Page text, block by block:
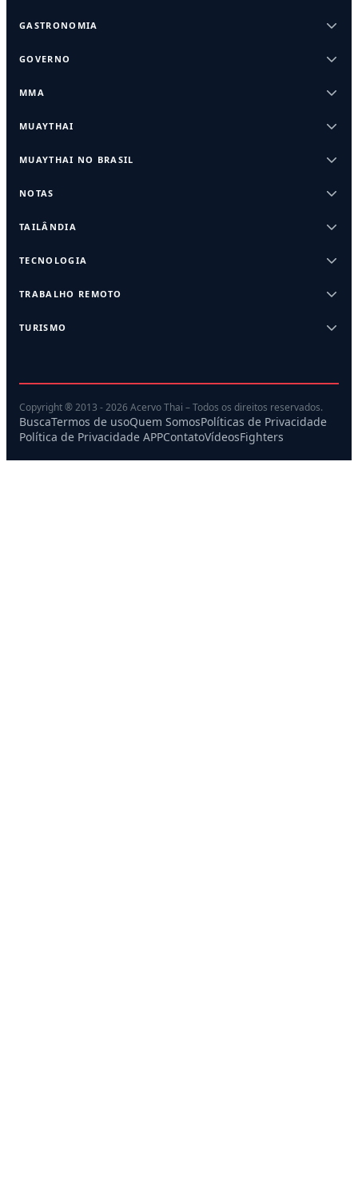
GASTRONOMIA
GOVERNO
MMA
MUAYTHAI
MUAYTHAI NO BRASIL
NOTAS
TAILÂNDIA
TECNOLOGIA
TRABALHO REMOTO
TURISMO
Copyright ® 2013 - 2026 Acervo Thai – Todos os direitos reservados.
BuscaTermos de usoQuem SomosPolíticas de Privacidade
Política de Privacidade APPContatoVídeosFighters